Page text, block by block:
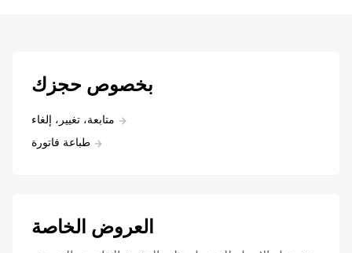
بخصوص حجزك
متابعة، تغيير، إلغاء
طباعة فاتورة
العروض الخاصة